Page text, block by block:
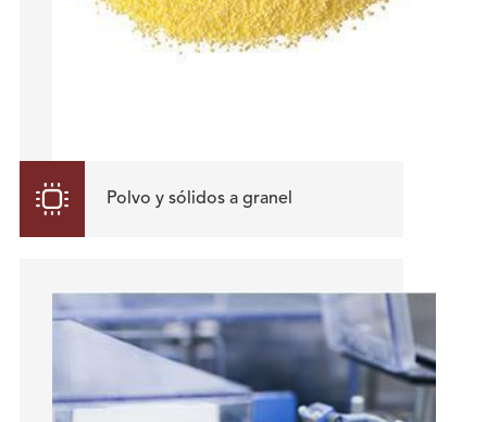
 Polvo y sólidos a granel